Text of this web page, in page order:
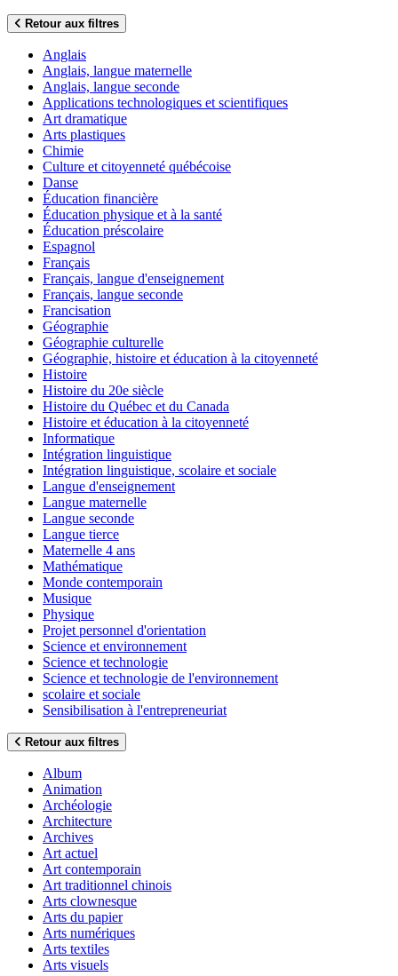
Retour aux filtres
Anglais
Anglais, langue maternelle
Anglais, langue seconde
Applications technologiques et scientifiques
Art dramatique
Arts plastiques
Chimie
Culture et citoyenneté québécoise
Danse
Éducation financière
Éducation physique et à la santé
Éducation préscolaire
Espagnol
Français
Français, langue d'enseignement
Français, langue seconde
Francisation
Géographie
Géographie culturelle
Géographie, histoire et éducation à la citoyenneté
Histoire
Histoire du 20e siècle
Histoire du Québec et du Canada
Histoire et éducation à la citoyenneté
Informatique
Intégration linguistique
Intégration linguistique, scolaire et sociale
Langue d'enseignement
Langue maternelle
Langue seconde
Langue tierce
Maternelle 4 ans
Mathématique
Monde contemporain
Musique
Physique
Projet personnel d'orientation
Science et environnement
Science et technologie
Science et technologie de l'environnement
scolaire et sociale
Sensibilisation à l'entrepreneuriat
Retour aux filtres
Album
Animation
Archéologie
Architecture
Archives
Art actuel
Art contemporain
Art traditionnel chinois
Arts clownesque
Arts du papier
Arts numériques
Arts textiles
Arts visuels